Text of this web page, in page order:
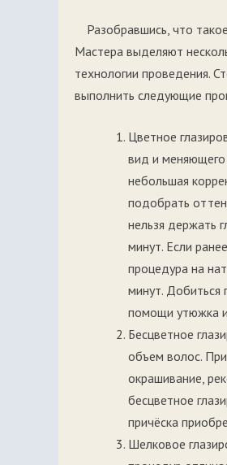
Разобравшись, что
Мастера выделяют
технологии проведения.
выполнить следующие
Цветное
вид и
небольшая
подобрать
нельзя держать
минут. Если
процедура на
минут. Добиться
помощи утюжка
Бесцветное
объем волос.
окрашивание,
бесцветное
причёска
Шелковое